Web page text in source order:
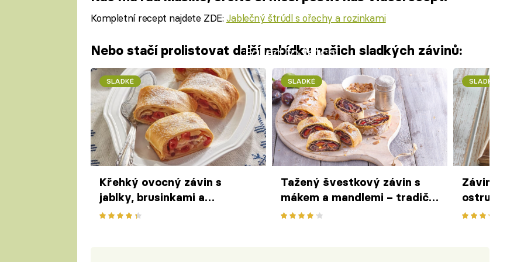
Kompletní recept najdete ZDE: Jablečný štrúdl s ořechy a rozinkami
Failed to fetch
Nebo stačí prolistovat další nabídku našich sladkých závinů:
SLADKÉ
Křehký ovocný závin s
jablky, brusinkami a
sušenými třešněmi – sladká
SLADKÉ
Tažený švestkový závin s
mákem a mandlemi – tradiční
sladkost s chutí podzimu
SLADKÉ
Závin s
podzimu na